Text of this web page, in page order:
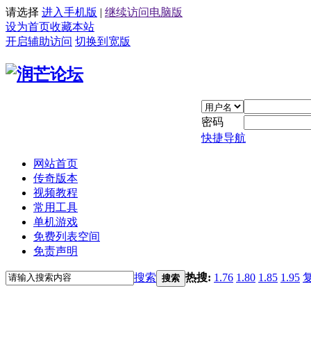
请选择 进入手机版 | 继续访问电脑版
设为首页收藏本站
开启辅助访问 切换到宽版
密码
快捷导航
网站首页
传奇版本
视频教程
常用工具
单机游戏
免费列表空间
免责声明
搜索 搜索 热搜: 1.76 1.80 1.85 1.95